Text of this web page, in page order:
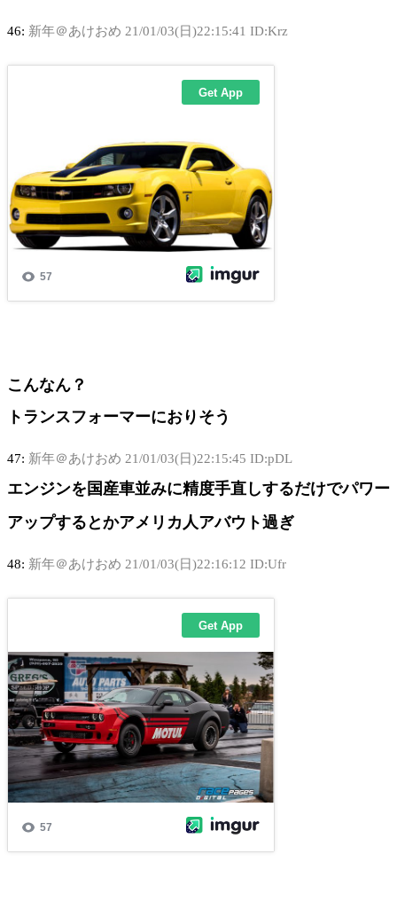
46: 新年＠あけおめ 21/01/03(日)22:15:41 ID:Krz
こんなん？
トランスフォーマーにおりそう
47: 新年＠あけおめ 21/01/03(日)22:15:45 ID:pDL
エンジンを国産車並みに精度手直しするだけでパワー
アップするとかアメリカ人アバウト過ぎ
48: 新年＠あけおめ 21/01/03(日)22:16:12 ID:Ufr